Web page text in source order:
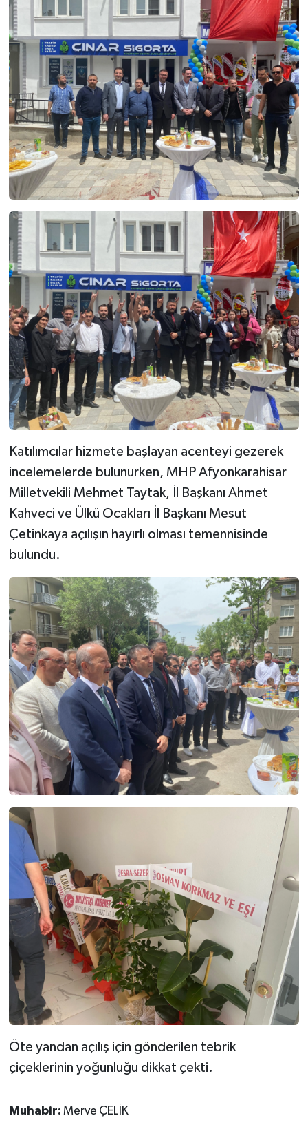
Katılımcılar hizmete başlayan acenteyi gezerek
incelemelerde bulunurken, MHP Afyonkarahisar
Milletvekili Mehmet Taytak, İl Başkanı Ahmet
Kahveci ve Ülkü Ocakları İl Başkanı Mesut
Çetinkaya açılışın hayırlı olması temennisinde
bulundu.
Öte yandan açılış için gönderilen tebrik
çiçeklerinin yoğunluğu dikkat çekti.
Muhabir: Merve ÇELİK